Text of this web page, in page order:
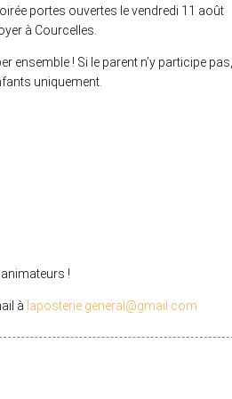
portes ouvertes le vendredi 11 août
à Courcelles.
ensemble ! Si le parent n’y participe pas,
uniquement.
!
à laposterie.general@gmail.com